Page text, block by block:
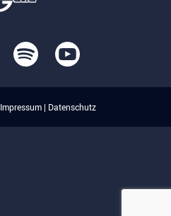
Impressum | Datenschutz